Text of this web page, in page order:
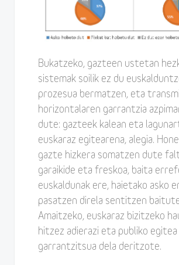
Bukatzeko, gazteen ustetan
sistemak soilik ez du
prozesua bermatzen, eta
horizontalaren garrantzia
dute: gazteek kalean eta
euskaraz egitearena, alegia.
gazte hizkera somatzen dute
garaikide eta freskoa, baita
euskaldunak ere, haietako asko
pasatzen direla sentitzen
Amaitzeko, euskaraz bizitzeko
hitzez adierazi eta publiko egitea
garrantzitsua dela deritzote.